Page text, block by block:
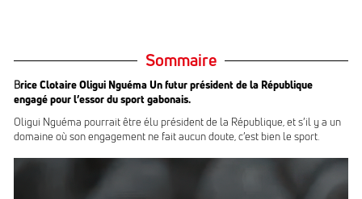
Sommaire
Brice Clotaire Oligui Nguéma Un futur président de la République
engagé pour l’essor du sport gabonais.
Oligui Nguéma pourrait être élu président de la République, et s’il y a un
domaine où son engagement ne fait aucun doute, c’est bien le sport.